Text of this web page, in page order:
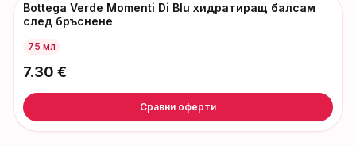
Bottega Verde Momenti Di Blu хидратиращ балсам
след бръснене
75 мл
7.30 €
Сравни оферти